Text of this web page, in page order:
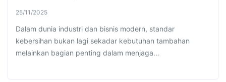
25/11/2025
Dalam dunia industri dan bisnis modern, standar
kebersihan bukan lagi sekadar kebutuhan tambahan
melainkan bagian penting dalam menjaga…